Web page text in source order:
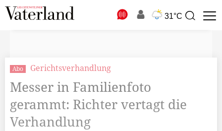
31°C
Suchbegriff
Abo Gerichtsverhandlung
Messer in Familienfoto
gerammt: Richter vertagt die
Verhandlung